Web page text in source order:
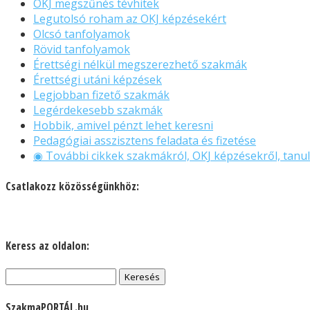
OKJ megszűnés tévhitek
Legutolsó roham az OKJ képzésekért
Olcsó tanfolyamok
Rövid tanfolyamok
Érettségi nélkül megszerezhető szakmák
Érettségi utáni képzések
Legjobban fizető szakmák
Legérdekesebb szakmák
Hobbik, amivel pénzt lehet keresni
Pedagógiai asszisztens feladata és fizetése
◉ További cikkek szakmákról, OKJ képzésekről,
Csatlakozz közösségünkhöz:
Keress az oldalon: